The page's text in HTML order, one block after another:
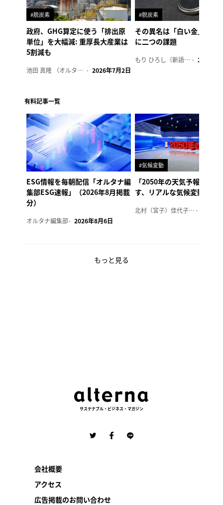
#脱炭素
政府、GHG算定に使う「排出原
単位」を大幅減: 重厚長大産業は
5割減も
池田 真隆 （オルタナ輪番編集長） 2026年7月2日
#脱炭素
その異名は「白い金」、リ
に二つの課題
もり ひろし（新語ウォッチャー） 2023年7
有料記事一覧
ESG情報を毎朝配信「オルタナ編
集部ESG速報」（2026年8月掲載
分）
オルタナ編集部 2026年8月6日
#気候変動
「2050年の天気予報 Ver.2
す、リアルな気候変動の影
北村（宮子）佳代子（オルタナ輪番編集長）
もっと見る
サステナブル・ビジネス・マガジン
会社概要
アクセス
広告掲載のお問い合わせ